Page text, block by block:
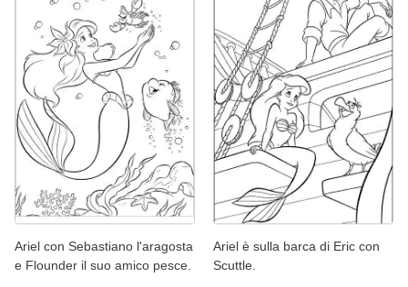
Ariel con Sebastiano l'aragosta
e Flounder il suo amico pesce.
Ariel è sulla barca di Eric con
Scuttle.